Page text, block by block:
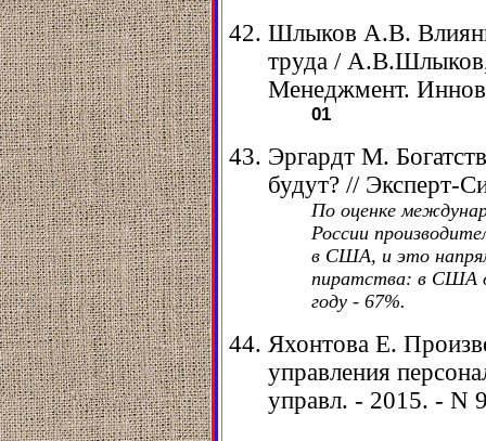
Шлыков А.В.
труда /
Менеджмент.
01
Эргардт М.
будут? // Эксперт-
По оценке
России
в США, и это
пиратства: в США
году - 67%.
Яхонтова Е.
управления
управл. - 2015. - N